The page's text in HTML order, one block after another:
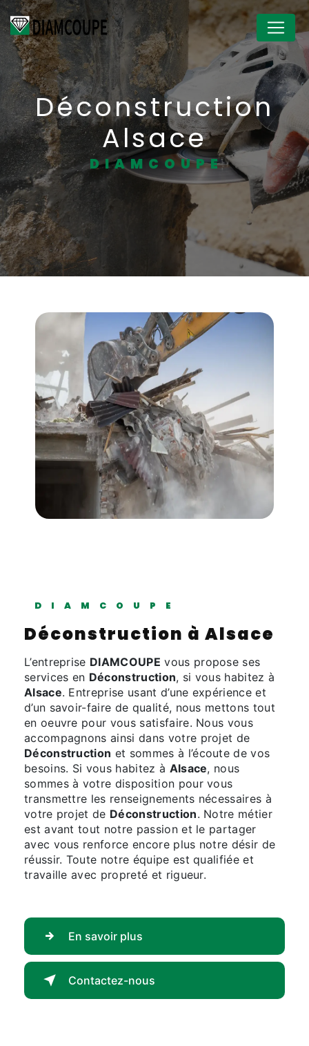
Déconstruction
Alsace
DIAMCOUPE
DIAMCOUPE
Déconstruction à Alsace
L’entreprise DIAMCOUPE vous propose ses
services en Déconstruction, si vous habitez à
Alsace. Entreprise usant d’une expérience et
d’un savoir-faire de qualité, nous mettons tout
en oeuvre pour vous satisfaire. Nous vous
accompagnons ainsi dans votre projet de
Déconstruction et sommes à l’écoute de vos
besoins. Si vous habitez à Alsace, nous
sommes à votre disposition pour vous
transmettre les renseignements nécessaires à
votre projet de Déconstruction. Notre métier
est avant tout notre passion et le partager
avec vous renforce encore plus notre désir de
réussir. Toute notre équipe est qualifiée et
travaille avec propreté et rigueur.
En savoir plus
Contactez-nous
Panneau de gestion des cookies